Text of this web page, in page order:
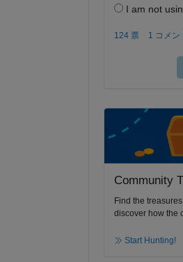
Community
Find the
discover how the
Start Hunting!